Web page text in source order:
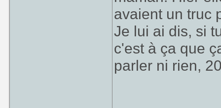
avaient un truc
Je lui ai dis, si
c'est à ça que
parler ni rien,